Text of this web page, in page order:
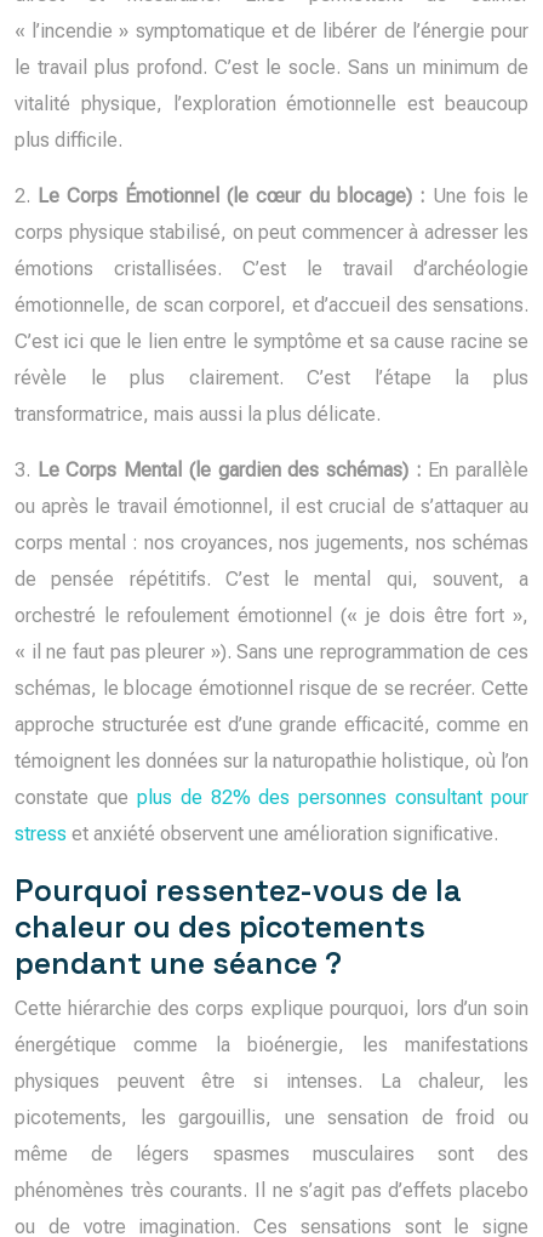
« l’incendie » symptomatique et de libérer de l’énergie pour
le travail plus profond. C’est le socle. Sans un minimum de
vitalité physique, l’exploration émotionnelle est beaucoup
plus difficile.
2. Le Corps Émotionnel (le cœur du blocage) : Une fois le
corps physique stabilisé, on peut commencer à adresser les
émotions cristallisées. C’est le travail d’archéologie
émotionnelle, de scan corporel, et d’accueil des sensations.
C’est ici que le lien entre le symptôme et sa cause racine se
révèle le plus clairement. C’est l’étape la plus
transformatrice, mais aussi la plus délicate.
3. Le Corps Mental (le gardien des schémas) : En parallèle
ou après le travail émotionnel, il est crucial de s’attaquer au
corps mental : nos croyances, nos jugements, nos schémas
de pensée répétitifs. C’est le mental qui, souvent, a
orchestré le refoulement émotionnel (« je dois être fort »,
« il ne faut pas pleurer »). Sans une reprogrammation de ces
schémas, le blocage émotionnel risque de se recréer. Cette
approche structurée est d’une grande efficacité, comme en
témoignent les données sur la naturopathie holistique, où l’on
constate que plus de 82% des personnes consultant pour
stress et anxiété observent une amélioration significative.
Pourquoi ressentez-vous de la
chaleur ou des picotements
pendant une séance ?
Cette hiérarchie des corps explique pourquoi, lors d’un soin
énergétique comme la bioénergie, les manifestations
physiques peuvent être si intenses. La chaleur, les
picotements, les gargouillis, une sensation de froid ou
même de légers spasmes musculaires sont des
phénomènes très courants. Il ne s’agit pas d’effets placebo
ou de votre imagination. Ces sensations sont le signe